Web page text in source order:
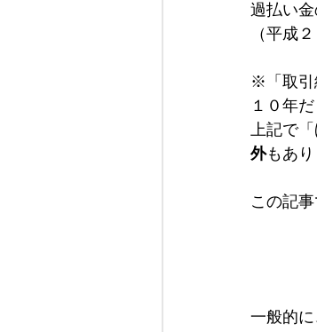
過払い
（平成
※「取引
１０年
上記で
外もあり
この記
一般的